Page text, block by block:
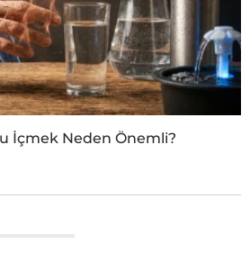
İçmek Neden Önemli?